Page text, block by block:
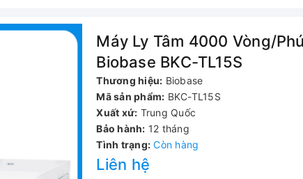
Máy Ly Tâm 4000 Vòng/
Biobase BKC-TL15S
Thương hiệu: Biobase
Mã sản phẩm: BKC-TL15S
Xuất xứ: Trung Quốc
Bảo hành: 12 tháng
Tình trạng: Còn hàng
Liên hệ